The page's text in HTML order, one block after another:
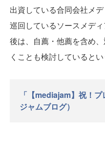
出資している合同会社メ
巡回しているソースメデ
後は、自薦・他薦を含め
くことも検討しているとい
「【mediajam】祝！プ
ジャムブログ）